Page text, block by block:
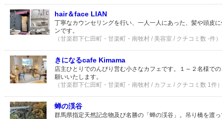
hair＆face LIAN
丁寧なカウンセリングを行い、一人一人にあった、髪や頭皮
ンです。
（甘楽郡下仁田町・甘楽町・南牧村 / 美容室 / クチコミ数 -件）
きになるcafe Kimama
店主ひとりでのんびり営む小さなカフェです。１～２名様で
願いいたします。
（甘楽郡下仁田町・甘楽町・南牧村 / カフェ / クチコミ数 1件
蝉の渓谷
群馬県指定天然記念物及び名勝の「蝉の渓谷」。吊り橋を渡